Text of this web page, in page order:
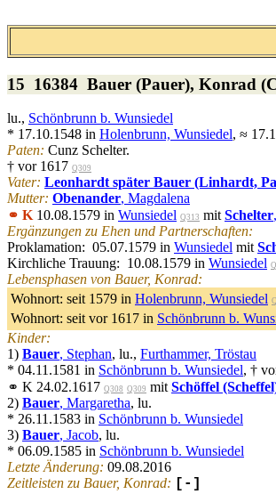
15 16384 Bauer (Pauer), Konrad
lu., Schönbrunn b. Wunsiedel
* 17.10.1548 in Holenbrunn, Wunsiedel, ≈
Paten: Cunz Schelter.
† vor 1617 Q309
Vater: Leonhardt später Bauer (Linhardt,
Mutter: Obenander, Magdalena
⚭ K10.08.1579 in Wunsiedel Q313 mitSchelter
Ergänzungen zu Ehen und Partnerschaften:
Proklamation: 05.07.1579 in Wunsiedel mit
Kirchliche Trauung: 10.08.1579 in Wunsiedel
Lebensphasen von Bauer, Konrad:
Wohnort: seit 1579 in Holenbrunn, Wunsiedel
Wohnort: seit vor 1617 in Schönbrunn b.
Kinder:
1) Bauer, Stephan, lu., Furthammer, Tröstau
* 04.11.1581 in Schönbrunn b. Wunsiedel, †
⚭ K 24.02.1617 Q308 Q309 mitSchöffel
2) Bauer, Margaretha, lu.
* 26.11.1583 in Schönbrunn b. Wunsiedel
3) Bauer, Jacob, lu.
* 06.09.1585 in Schönbrunn b. Wunsiedel
Letzte Änderung: 09.08.2016
Zeitleisten zu Bauer, Konrad:
[-]